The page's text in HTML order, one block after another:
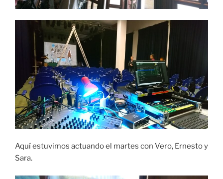
Aquí estuvimos actuando el martes con Vero, Ernesto y
Sara.